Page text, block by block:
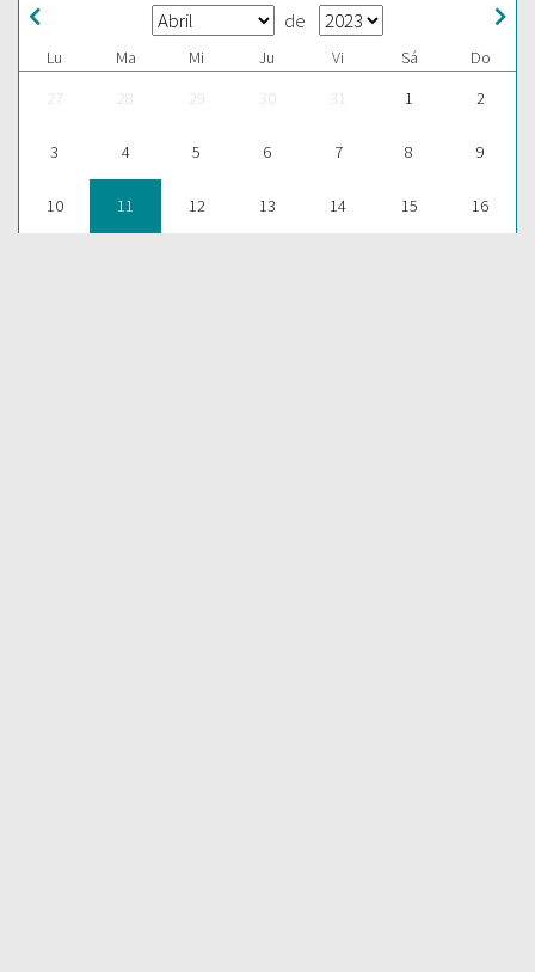
de
Lu Ma Mi Ju Vi Sá
Do
27
28 29 30 31 1 2
3 4 5 6 7 8 9
10 11 12 13 14 15 16